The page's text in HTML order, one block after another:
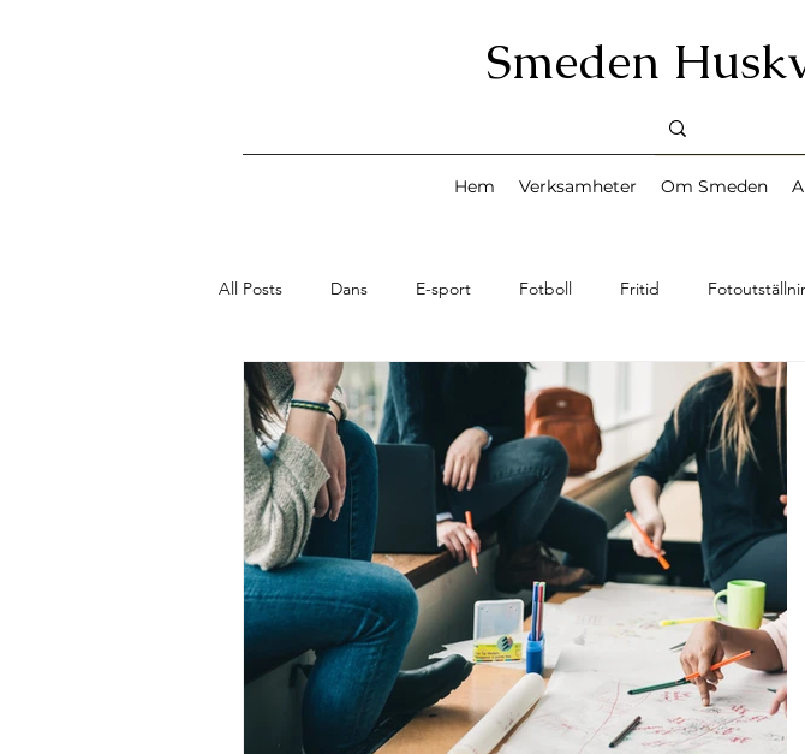
Smeden
Hem Verksamheter Om Smeden
All Posts Dans E-sport Fotboll Fritid
Konst Lov med Smeden Musik Miljö
Smeden Profilen Second Hand Turism Teater
Välgörande ändamål